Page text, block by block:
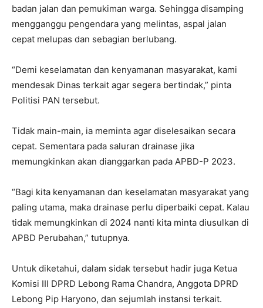
badan jalan dan pemukiman warga. Sehingga disamping
mengganggu pengendara yang melintas, aspal jalan
cepat melupas dan sebagian berlubang.
“Demi keselamatan dan kenyamanan masyarakat, kami
mendesak Dinas terkait agar segera bertindak,” pinta
Politisi PAN tersebut.
Tidak main-main, ia meminta agar diselesaikan secara
cepat. Sementara pada saluran drainase jika
memungkinkan akan dianggarkan pada APBD-P 2023.
“Bagi kita kenyamanan dan keselamatan masyarakat yang
paling utama, maka drainase perlu diperbaiki cepat. Kalau
tidak memungkinkan di 2024 nanti kita minta diusulkan di
APBD Perubahan,” tutupnya.
Untuk diketahui, dalam sidak tersebut hadir juga Ketua
Komisi III DPRD Lebong Rama Chandra, Anggota DPRD
Lebong Pip Haryono, dan sejumlah instansi terkait.